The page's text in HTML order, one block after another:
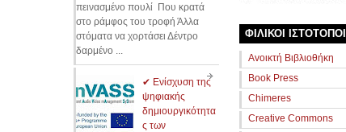
ΦΙΛΙΚΟΙ ΙΣΤΟΤΟΠΟΙ
Avοικτή Βιβλιοθήκη
Book Press
Chimeres
Creative Commons
πεινασμένο πουλί Που κρατά
στο ράμφος του τροφή Άλλα
στόματα να χορτάσει Δέντρο
δαρμένο ...
✔ Ενίσχυση της
ψηφιακής
δημιουργικότητα
ς των